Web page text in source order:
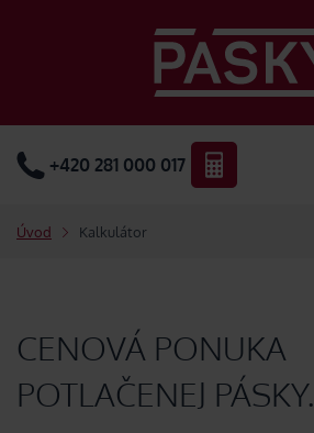
+420 281 000 017
Úvod Kalkulátor
CENOVÁ PONUKA
POTLAČENEJ PÁSKY.